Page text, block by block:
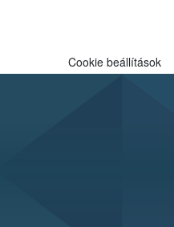
Cookie beállítások